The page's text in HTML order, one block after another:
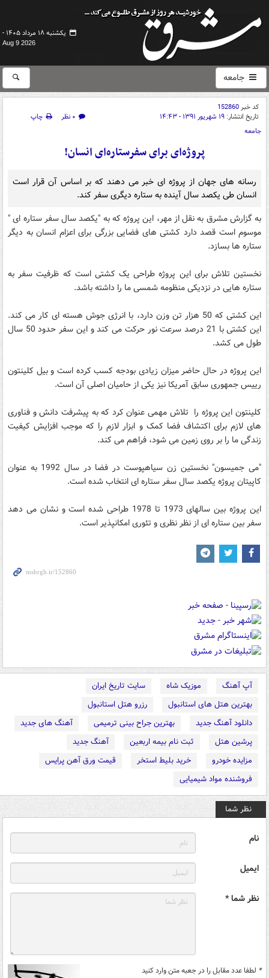
یکشنبه ۱۸ مرداد ۱۴۰۵ -
Aug 9 2026
جامعه
کد خبر152860
تاریخ انتشار: ۱۹ شهریور ۱۳۹۱ - ۱۴:۴۳ ۰ نظر
چاپ
جامعه
پروژه‌ای برای سفرستاره‌ای انسان!
رسانه های جهان از پروژه ای خبر می دهند که بر اساس آن قرار است
انسان طی یکصد سال آینده به ستاره دیگری سفر کند.
به گزارش مشرق به نقل از مهر،‌ این پروژه که به "یکصد سال سفر ستاره ای "
موسوم است قصد دارد کشتی های فضایی بزرگی برای اعزام انسان به دیگر
ستاره ها بسازد.
نخستین تلاش برای این پروژه طراحی یک کشتی است که ظرفیت سفر به
ستاره هایی در نزدیکی منظومه شمسی ما را داشته باشد.
این کشتی که 50 هزار تن وزن دارد، با انرژی جوش هسته ای کار می کند.
این کشتی با 21 درصد سرعت نور حرکت می کند و این سفر حدود 50 سال
طول می کشد.
این پروژه در حال حاضر میزان زیادی بودجه کسب کرده است و بیل کلینتون
رییس جمهوری سابق آمریکا نیز یکی از حامیان اصلی آن است.
کلینتون این پروژه را تلاش مهمی عنوان کرد که به پیشرفت دانش و فناوری
های لازم برای اکتشاف فضا کمک و ابزار لازم را که موجب افزایش کیفیت
زندگی ما را بر روی زمین می شود، فراهم می کند.
"می جمیسون" نخستین زن سیاهپوست در فضا در سال 1992 به عنوان
کاپیتان پروژه یکصد سال سفر ستاره ای انتخاب شده است.
این پروژه بین سالهای 1973 تا 1978 طراحی شده است و نشان می دهد
سفر بین ستاره ای از نظر نظری و تئوری امکانپذیر است.
آپ آهنگ موزیک شاه
سایت تاریخ ایران
بهترین هتل های استانبول
رزرو هتل استانبول
دانلود آهنگ جدید
بهترین جراح بینی ترمیمی
آهنگ های جدید
پرشین هتل
ثبت نام بیمه اربعین
آهنگ جدید
مزایده خودرو
خرید بلیط استخر
قیمت ورق آهن پرایس
فروشنده مواد شیمیایی
نظر شما
نام
ایمیل
نظر شما *
* لطفا عدد مقابل را در جعبه متن وارد کنید